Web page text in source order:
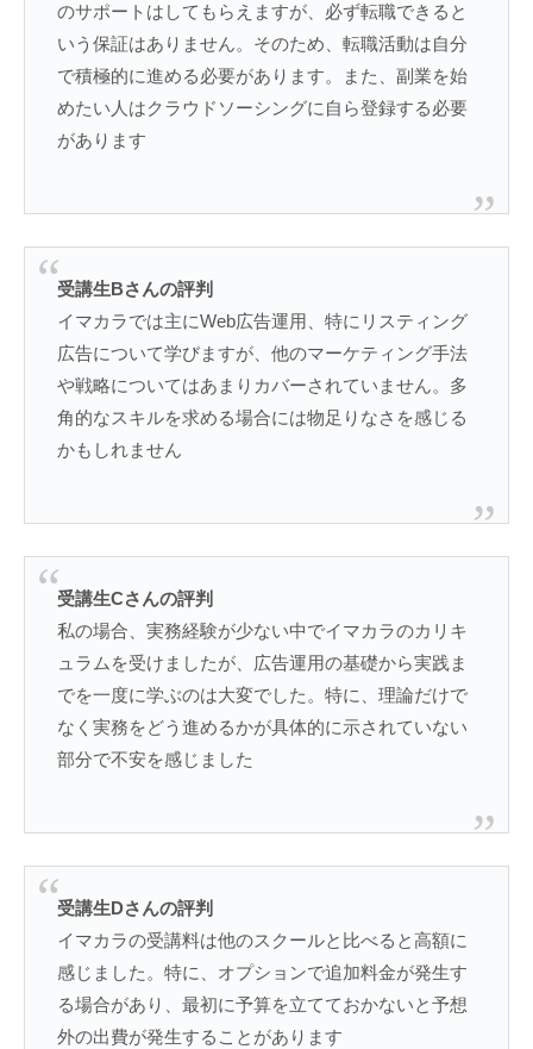
のサポートはしてもらえますが、必ず転職できると
いう保証はありません。そのため、転職活動は自分
で積極的に進める必要があります。また、副業を始
めたい人はクラウドソーシングに自ら登録する必要
があります​
受講生Bさんの評判
イマカラでは主にWeb広告運用、特にリスティング
広告について学びますが、他のマーケティング手法
や戦略についてはあまりカバーされていません。多
角的なスキルを求める場合には物足りなさを感じる
かもしれません​
受講生Cさんの評判
私の場合、実務経験が少ない中でイマカラのカリキ
ュラムを受けましたが、広告運用の基礎から実践ま
でを一度に学ぶのは大変でした。特に、理論だけで
なく実務をどう進めるかが具体的に示されていない
部分で不安を感じました​
受講生Dさんの評判
イマカラの受講料は他のスクールと比べると高額に
感じました。特に、オプションで追加料金が発生す
る場合があり、最初に予算を立てておかないと予想
外の出費が発生することがあります